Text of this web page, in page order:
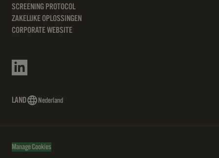
SCREENING PROTOCOL
ZAKELIJKE OPLOSSINGEN
CORPORATE WEBSITE
LAND Nederland
Manage Cookies